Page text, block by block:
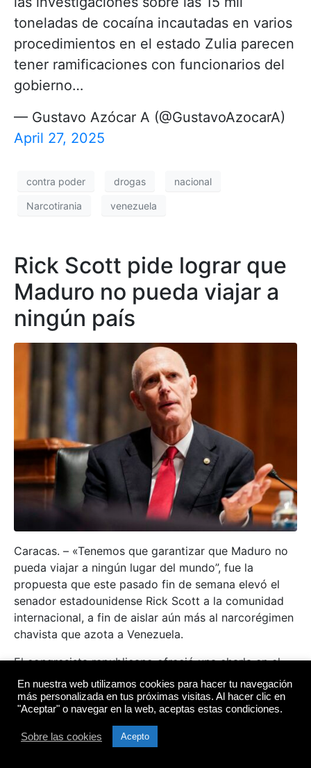
toneladas de cocaína incautadas en varios
procedimientos en el estado Zulia parecen
tener ramificaciones con funcionarios del
gobierno…
— Gustavo Azócar A (@GustavoAzocarA)
April 27, 2025
contra poder drogas nacional
Narcotirania venezuela
Rick Scott pide lograr que
Maduro no pueda viajar a
ningún país
Caracas. – «Tenemos que garantizar que Maduro no
pueda viajar a ningún lugar del mundo”, fue la
propuesta que este pasado fin de semana elevó el
senador estadounidense Rick Scott a la comunidad
internacional, a fin de aislar aún más al narcorégimen
chavista que azota a Venezuela.
El congresista republicano ofreció una charla en el
Instituto de Política de la Escuela Kennedy de
Harvard, en la cual comparó la situación en
Venezuela con el apartheid en Sudáfrica, destacando
la necesidad de un rechazo global para presionar un
cambio.
En nuestra web utilizamos cookies para hacer tu navegación
más personalizada en tus próximas visitas. Al hacer clic en
"Aceptar" o navegar en la web, aceptas estas condiciones.
Sobre las cookies Acepto